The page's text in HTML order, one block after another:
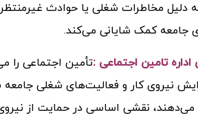
دلیل مخاطرات شغلی یا حوادث
جامعه کمک شایانی می‌کند.
تامين اجتماعی :تأمین اجتماعی را
نیروی کار و فعالیت‌های شغلی
نقشی اساسی در حمایت از نیروی